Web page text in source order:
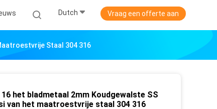
Dutch Vraag een offerte aan
Staal 304 316
het bladmetaal 2mm Koudgewalste SS
van het maatroestvrije staal 304 316